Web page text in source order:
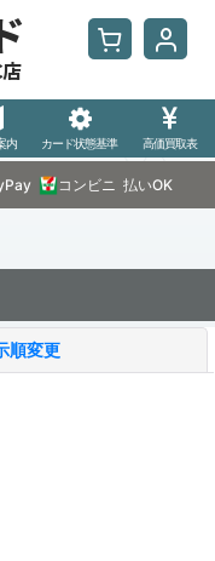
内 カード状態基準 高価買取表
コンビニ 払いOK
順変更